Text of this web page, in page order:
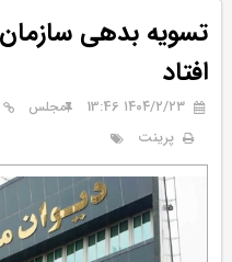
تسویه بدهی
افتاد
۱۴۰۴/۲/۲۳ 13:46 مجلس
پرینت